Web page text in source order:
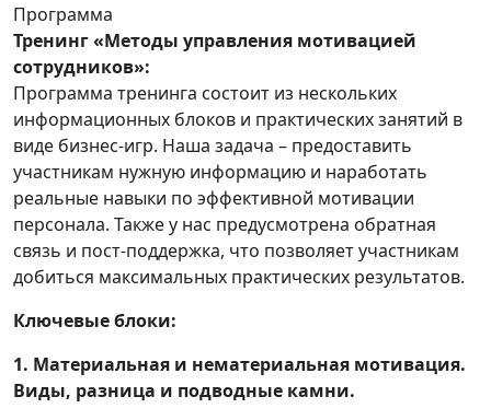
Программа
Тренинг «Методы управления мотивацией
сотрудников»:
Программа тренинга состоит из нескольких
информационных блоков и практических занятий в
виде бизнес-игр. Наша задача – предоставить
участникам нужную информацию и наработать
реальные навыки по эффективной мотивации
персонала. Также у нас предусмотрена обратная
связь и пост-поддержка, что позволяет участникам
добиться максимальных практических результатов.
Ключевые блоки:
1. Материальная и нематериальная мотивация.
Виды, разница и подводные камни.